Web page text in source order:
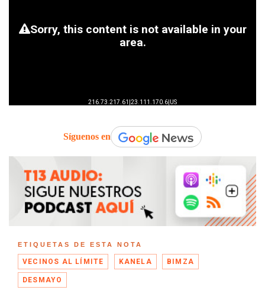
Síguenos en
ETIQUETAS DE ESTA NOTA
VECINOS AL LÍMITE KANELA BIMZA
DESMAYO